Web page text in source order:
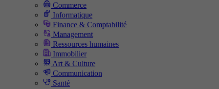
Commerce
Informatique
Finance & Comptabilité
Management
Ressources humaines
Immobilier
Art & Culture
Communication
Santé